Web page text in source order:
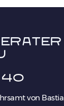
von Bastia